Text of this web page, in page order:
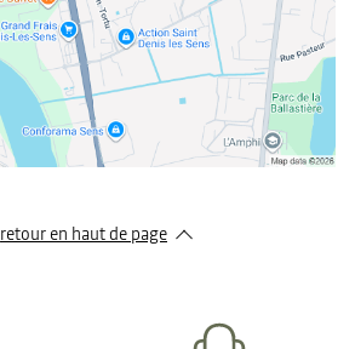
retour en haut de page​